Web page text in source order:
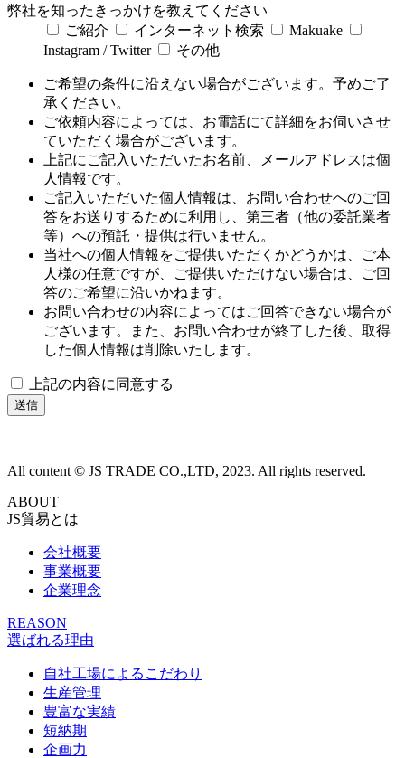
弊社を知ったきっかけを教えてください
ご紹介
インターネット検索
Makuake
Instagram / Twitter
その他
ご希望の条件に沿えない場合がございます。予めご了
承ください。
ご依頼内容によっては、お電話にて詳細をお伺いさせ
ていただく場合がございます。
上記にご記入いただいたお名前、メールアドレスは個
人情報です。
ご記入いただいた個人情報は、お問い合わせへのご回
答をお送りするために利用し、第三者（他の委託業者
等）への預託・提供は行いません。
当社への個人情報をご提供いただくかどうかは、ご本
人様の任意ですが、ご提供いただけない場合は、ご回
答のご希望に沿いかねます。
お問い合わせの内容によってはご回答できない場合が
ございます。また、お問い合わせが終了した後、取得
した個人情報は削除いたします。
上記の内容に同意する
All content © JS TRADE CO.,LTD, 2023. All rights reserved.
ABOUT
JS貿易とは
会社概要
事業概要
企業理念
REASON
選ばれる理由
自社工場によるこだわり
生産管理
豊富な実績
短納期
企画力